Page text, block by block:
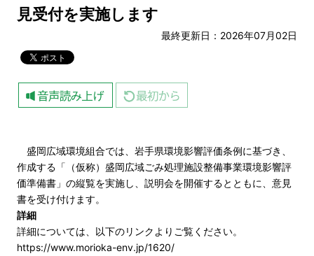
見受付を実施します
最終更新日：2026年07月02日
盛岡広域環境組合では、岩手県環境影響評価条例に基づき、
作成する「（仮称）盛岡広域ごみ処理施設整備事業環境影響評
価準備書」の縦覧を実施し、説明会を開催するとともに、意見
書を受け付けます。
詳細
詳細については、以下のリンクよりご覧ください。
https://www.morioka-env.jp/1620/